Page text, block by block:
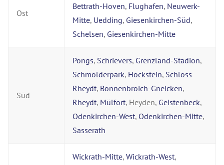
Ost
Bettrath-Hoven, Flughafen, Neuwerk-
Mitte, Uedding, Giesenkirchen-Süd,
Schelsen, Giesenkirchen-Mitte
Süd
Pongs, Schrievers, Grenzland-Stadion,
Schmölderpark, Hockstein, Schloss
Rheydt, Bonnenbroich-Gneicken,
Rheydt, Mülfort, Heyden, Geistenbeck,
Odenkirchen-West, Odenkirchen-Mitte,
Sasserath
Wickrath-Mitte, Wickrath-West,